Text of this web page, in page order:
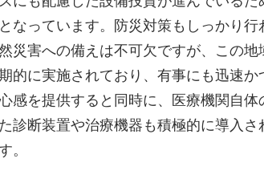
なっています。防災対策もしっかり行
災害への備えは不可欠ですが、この地
的に実施されており、有事にも迅速か
感を提供すると同時に、医療機関自体
診断装置や治療機器も積極的に導入さ
。